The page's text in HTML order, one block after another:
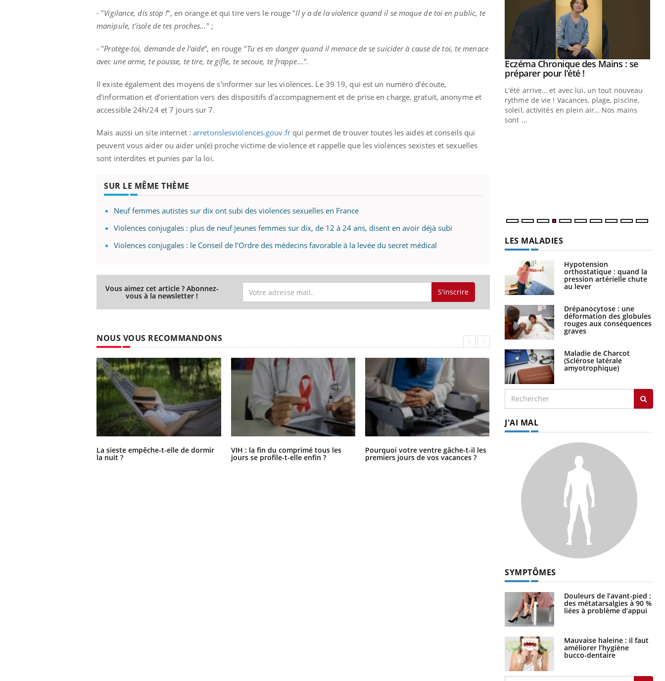
- "Vigilance, dis stop !”, en orange et qui tire vers le rouge "Il y a de la violence quand il se moque de toi en public, te
manipule, t'isole de tes proches... " ;
- "Protège-toi, demande de l'aide”, en rouge "Tu es en danger quand il menace de se suicider à cause de toi, te menace
avec une arme, te pousse, te tire, te gifle, te secoue, te frappe...".
Il existe également des moyens de s’informer sur les violences. Le 39 19, qui est un numéro d’écoute,
d'information et d'orientation vers des dispositifs d'accompagnement et de prise en charge, gratuit, anonyme et
accessible 24h/24 et 7 jours sur 7.
Mais aussi un site internet :arretonslesviolences.gouv.frqui permet de trouver toutes les aides et conseils qui
peuvent vous aider ou aider un(e) proche victime de violence et rappelle que les violences sexistes et sexuelles
sont interdites et punies par la loi.
SUR LE MÊME THÈME
Neuf femmes autistes sur dix ont subi des violences sexuelles en France
Violences conjugales : plus de neuf jeunes femmes sur dix, de 12 à 24 ans, disent en avoir déjà subi
Violences conjugales : le Conseil de l’Ordre des médecins favorable à la levée du secret médical
Vous aimez cet article ? Abonnez-
vous à la newsletter ! S'inscrire
NOUS VOUS RECOMMANDONS
La sieste empêche-t-elle de dormir
la nuit ?
VIH : la fin du comprimé tous les
jours se profile-t-elle enfin ?
Pourquoi votre ventre gâche-t-il les
premiers jours de vos vacances ?
Fortes chaleurs : pourquoi le risque
de noyade grimpe-t-il ?
Eczéma Chronique des Mains :
Il y a des sujets qui sont faciles à aborder...
d'autres non ! D'un côté, poser des
questions sur la maladie d'un proche c'est
Youtube
Carence en fer : comprendre pour
même alopécie… Les symptômes de la
carence en fer sont multiples ce qui la rend
En 2026, l'insuline dans le diabète de type 2
reste entourée d'idées reçues chez les
Youtube
Eczéma Chronique des Mains : se
préparer pour l’été !Youtube
L'été arrive… et avec lui, un tout nouveau
rythme de vie ! Vacances, plage, piscine,
soleil, activités en plein air… Nos mains
sont ...
LES MALADIES
Hypotension
orthostatique : quand la
pression artérielle chute
au lever
Drépanocytose : une
déformation des globules
rouges aux conséquences
graves
Maladie de Charcot
(Sclérose latérale
amyotrophique)
J'AI MAL
SYMPTÔMES
Douleurs de l’avant-pied :
des métatarsalgies à 90 %
liées à problème d’appui
Mauvaise haleine : il faut
améliorer l’hygiène
bucco-dentaire